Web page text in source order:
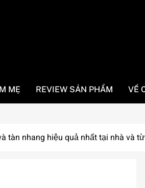
MẸ REVIEW SẢN PHẨM VỀ
tàn nhang hiệu quả nhất tại nhà và